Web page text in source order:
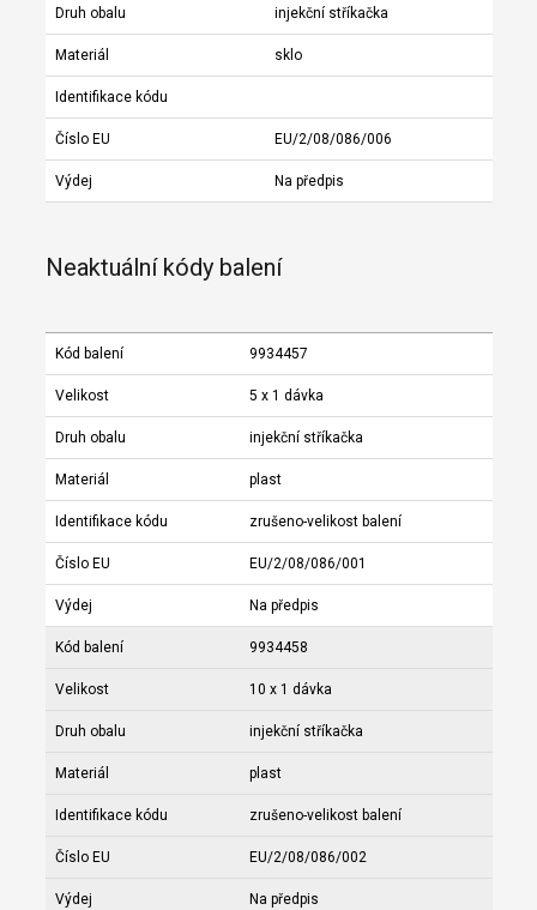
Druh obalu injekční stříkačka
Materiál sklo
Identifikace kódu
Číslo EU EU/2/08/086/006
Výdej Na předpis
Neaktuální kódy balení
Kód balení 9934457
Velikost 5 x 1 dávka
Druh obalu injekční stříkačka
Materiál plast
Identifikace kódu zrušeno-velikost balení
Číslo EU EU/2/08/086/001
Výdej Na předpis
Kód balení 9934458
Velikost 10 x 1 dávka
Druh obalu injekční stříkačka
Materiál plast
Identifikace kódu zrušeno-velikost balení
Číslo EU EU/2/08/086/002
Výdej Na předpis